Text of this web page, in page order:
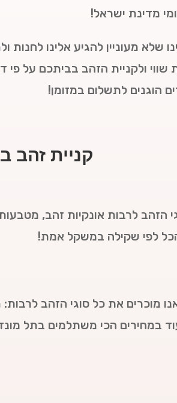
מדינת ישראל!
שלא מעוניין להגיע אלינו
שווי ולקניית הזהב בביתכם על
הוגנים לתשלום במזומן!
קניית זהב
הזהב לרבות אונקיות זהב,
לפי שקילה במשקל אמת!
מוכרים את כל סוגי הזהב